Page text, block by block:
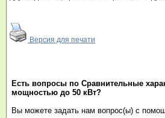
Версия для печати
Есть вопросы по Сравнительные
мощностью до 50 кВт?
Вы можете задать нам вопрос(ы) с